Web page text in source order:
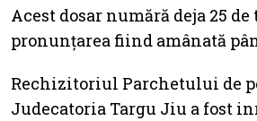
Acest dosar numără deja 25 de
pronunțarea fiind amânată
Rechizitoriul Parchetului de
Judecatoria Targu Jiu a fost